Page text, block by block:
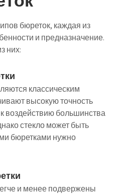
бюреток, каждая из
и предназначение.
них:
классическим
высокую точность
воздействию большинства
стекло может быть
бюретками нужно
и менее подвержены